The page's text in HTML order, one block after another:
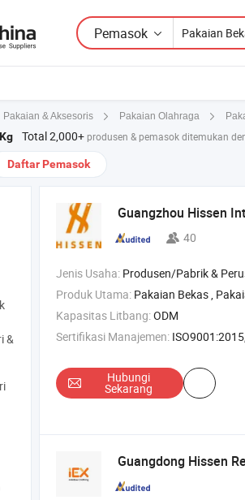
Pemasok
Pakaian & Aksesoris Pakaian Olahraga
Total 2,000+ produsen & pemasok ditemukan
Daftar Pemasok
Guangzhou Hissen
40
Jenis Usaha: Produsen/Pabrik & Perusahaan
Produk Utama: Pakaian Bekas , Pakaian Second Hand , Sepatu Bekas , Sepatu Second Hand ,
Kapasitas Litbang:ODM
Sertifikasi Manajemen: ISO9001:2015,
Hubungi
Sekarang
Guangdong Hissen
&